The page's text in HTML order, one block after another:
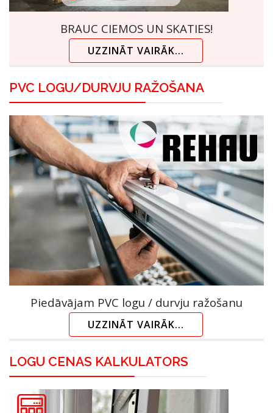
BRAUC CIEMOS UN SKATIES!
UZZINĀT VAIRĀK...
PVC LOGU/DURVJU RAŽOŠANA
Piedāvājam PVC logu / durvju ražošanu
UZZINĀT VAIRĀK...
LOGU CENAS KALKULATORS